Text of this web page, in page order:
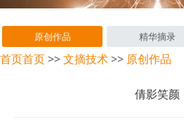
原创作品 精华摘录
首页首页>>文摘技术>> 原创作品
倩影笑颜